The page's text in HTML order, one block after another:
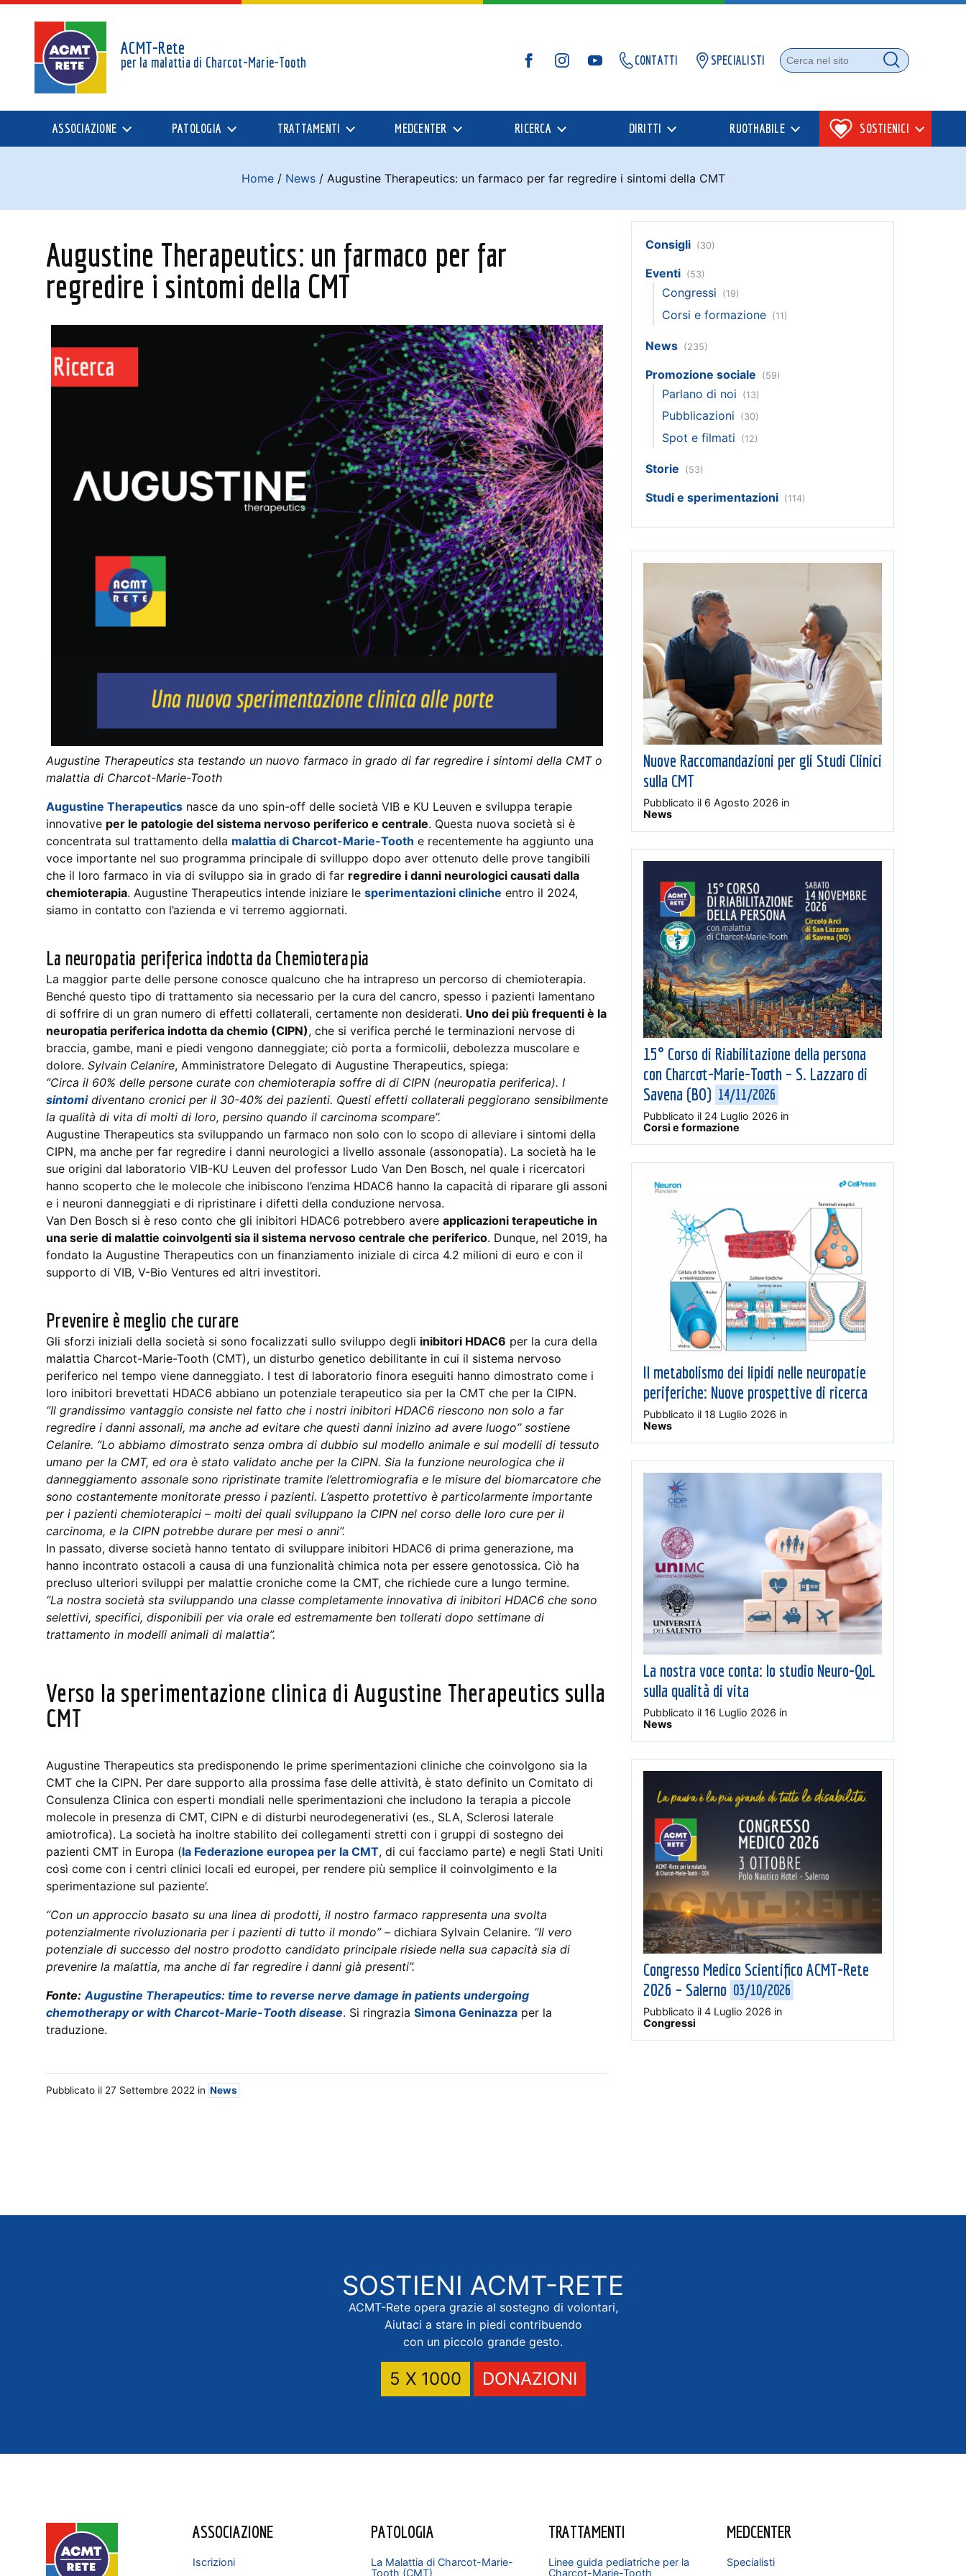
ACMT-Rete
per la malattia di Charcot-Marie-Tooth FacebookInstagramYouTube
CONTATTI SPECIALISTI
Cerca nel sito
Cerca
ASSOCIAZIONE PATOLOGIA TRATTAMENTI MEDCENTER RICERCA DIRITTI RUOTHABILE SOSTIENICI
Home/ News/ Augustine Therapeutics: un farmaco per far regredire i sintomi della CMT
Augustine Therapeutics: un farmaco per far
regredire i sintomi della CMT
Augustine Therapeutics sta testando un nuovo farmaco in grado di far regredire i sintomi della CMT o
malattia di Charcot-Marie-Tooth
Augustine Therapeutics nasce da uno spin-off delle società VIB e KU Leuven e sviluppa terapie
innovative per le patologie del sistema nervoso periferico e centrale. Questa nuova società si è
concentrata sul trattamento della malattia di Charcot-Marie-Tooth e recentemente ha aggiunto una
voce importante nel suo programma principale di svilluppo dopo aver ottenuto delle prove tangibili
che il loro farmaco in via di sviluppo sia in grado di far regredire i danni neurologici causati dalla
chemioterapia. Augustine Therapeutics intende iniziare le sperimentazioni cliniche entro il 2024,
siamo in contatto con l’azienda e vi terremo aggiornati.
La neuropatia periferica indotta da Chemioterapia
La maggior parte delle persone conosce qualcuno che ha intrapreso un percorso di chemioterapia.
Benché questo tipo di trattamento sia necessario per la cura del cancro, spesso i pazienti lamentano
di soffrire di un gran numero di effetti collaterali, certamente non desiderati. Uno dei più frequenti è la
neuropatia periferica indotta da chemio (CIPN), che si verifica perché le terminazioni nervose di
braccia, gambe, mani e piedi vengono danneggiate; ciò porta a formicolii, debolezza muscolare e
dolore. Sylvain Celanire, Amministratore Delegato di Augustine Therapeutics, spiega:
‘’Circa il 60% delle persone curate con chemioterapia soffre di di CIPN (neuropatia periferica). I
sintomidiventano cronici per il 30-40% dei pazienti. Questi effetti collaterali peggiorano sensibilmente
la qualità di vita di molti di loro, persino quando il carcinoma scompare’’.
Augustine Therapeutics sta sviluppando un farmaco non solo con lo scopo di alleviare i sintomi della
CIPN, ma anche per far regredire i danni neurologici a livello assonale (assonopatia). La società ha le
sue origini dal laboratorio VIB-KU Leuven del professor Ludo Van Den Bosch, nel quale i ricercatori
hanno scoperto che le molecole che inibiscono l’enzima HDAC6 hanno la capacità di riparare gli assoni
e i neuroni danneggiati e di ripristinare i difetti della conduzione nervosa.
Van Den Bosch si è reso conto che gli inibitori HDAC6 potrebbero avere applicazioni terapeutiche in
una serie di malattie coinvolgenti sia il sistema nervoso centrale che periferico. Dunque, nel 2019, ha
fondato la Augustine Therapeutics con un finanziamento iniziale di circa 4.2 milioni di euro e con il
supporto di VIB, V-Bio Ventures ed altri investitori.
Prevenire è meglio che curare
Gli sforzi iniziali della società si sono focalizzati sullo sviluppo degli inibitori HDAC6 per la cura della
malattia Charcot-Marie-Tooth (CMT), un disturbo genetico debilitante in cui il sistema nervoso
periferico nel tempo viene danneggiato. I test di laboratorio finora eseguiti hanno dimostrato come i
loro inibitori brevettati HDAC6 abbiano un potenziale terapeutico sia per la CMT che per la CIPN.
‘’Il grandissimo vantaggio consiste nel fatto che i nostri inibitori HDAC6 riescono non solo a far
regredire i danni assonali, ma anche ad evitare che questi danni inizino ad avere luogo’’ sostiene
Celanire. ‘’Lo abbiamo dimostrato senza ombra di dubbio sul modello animale e sui modelli di tessuto
umano per la CMT, ed ora è stato validato anche per la CIPN. Sia la funzione neurologica che il
danneggiamento assonale sono ripristinate tramite l’elettromiografia e le misure del biomarcatore che
sono costantemente monitorate presso i pazienti. L’aspetto protettivo è particolarmente importante
per i pazienti chemioterapici – molti dei quali sviluppano la CIPN nel corso delle loro cure per il
carcinoma, e la CIPN potrebbe durare per mesi o anni’’.
In passato, diverse società hanno tentato di sviluppare inibitori HDAC6 di prima generazione, ma
hanno incontrato ostacoli a causa di una funzionalità chimica nota per essere genotossica. Ciò ha
precluso ulteriori sviluppi per malattie croniche come la CMT, che richiede cure a lungo termine.
‘’La nostra società sta sviluppando una classe completamente innovativa di inibitori HDAC6 che sono
selettivi, specifici, disponibili per via orale ed estremamente ben tollerati dopo settimane di
trattamento in modelli animali di malattia”.
Verso la sperimentazione clinica di Augustine Therapeutics sulla
CMT
Augustine Therapeutics sta predisponendo le prime sperimentazioni cliniche che coinvolgono sia la
CMT che la CIPN. Per dare supporto alla prossima fase delle attività, è stato definito un Comitato di
Consulenza Clinica con esperti mondiali nelle sperimentazioni che includono la terapia a piccole
molecole in presenza di CMT, CIPN e di disturbi neurodegenerativi (es., SLA, Sclerosi laterale
amiotrofica). La società ha inoltre stabilito dei collegamenti stretti con i gruppi di sostegno dei
pazienti CMT in Europa (la Federazione europea per la CMT, di cui facciamo parte) e negli Stati Uniti
così come con i centri clinici locali ed europei, per rendere più semplice il coinvolgimento e la
sperimentazione sul paziente’.
“Con un approccio basato su una linea di prodotti, il nostro farmaco rappresenta una svolta
potenzialmente rivoluzionaria per i pazienti di tutto il mondo”– dichiara Sylvain Celanire. “Il vero
potenziale di successo del nostro prodotto candidato principale risiede nella sua capacità sia di
prevenire la malattia, ma anche di far regredire i danni già presenti”.
Fonte: Augustine Therapeutics: time to reverse nerve damage in patients undergoing
chemotherapy or with Charcot-Marie-Tooth disease. Si ringrazia Simona Geninazza per la
traduzione.
Pubblicato il 27 Settembre 2022 in News
Consigli (30)
Eventi (53)
Congressi (19)
Corsi e formazione (11)
News (235)
Promozione sociale (59)
Parlano di noi (13)
Pubblicazioni (30)
Spot e filmati (12)
Storie (53)
Studi e sperimentazioni (114)
Nuove Raccomandazioni per gli Studi Clinici
sulla CMT
Pubblicato il 6 Agosto 2026 in
News
15° Corso di Riabilitazione della persona
con Charcot-Marie-Tooth – S. Lazzaro di
Savena (BO) 14/11/2026
Pubblicato il 24 Luglio 2026 in
Corsi e formazione
Il metabolismo dei lipidi nelle neuropatie
periferiche: Nuove prospettive di ricerca
Pubblicato il 18 Luglio 2026 in
News
La nostra voce conta: lo studio Neuro-QoL
sulla qualità di vita
Pubblicato il 16 Luglio 2026 in
News
Congresso Medico Scientifico ACMT-Rete
2026 – Salerno 03/10/2026
Pubblicato il 4 Luglio 2026 in
Congressi
SOSTIENI ACMT-RETE
ACMT-Rete opera grazie al sostegno di volontari,
Aiutaci a stare in piedi contribuendo
con un piccolo grande gesto.
5 X 1000 DONAZIONI
ASSOCIAZIONE
Iscrizioni
PATOLOGIA
La Malattia di Charcot-Marie-
Tooth (CMT)
TRATTAMENTI
Linee guida pediatriche per la
Charcot-Marie-Tooth
MEDCENTER
Specialisti